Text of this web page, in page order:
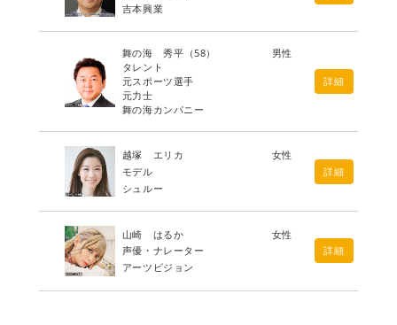
吉本興業
舞の海 秀平 （58）
男性
タレント
元スポーツ選手
元力士
舞の海カンパニー
詳細
越塚 エリカ
女性
モデル
シュルー
詳細
山崎 はるか
女性
声優・ナレーター
アーツビジョン
詳細